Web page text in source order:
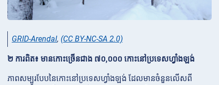
GRID-Arendal, (CC BY-NC-SA 2.0)
២ ការពិត៖ មានកោះច្រើនជាង ៧០,០០០ កោះនៅប្រទេសហ្វាំងឡង់
ភាពសម្បូរបែបនៃកោះនៅប្រទេសហ្វាំងឡង់ ដែលមានចំនួនលើសពី